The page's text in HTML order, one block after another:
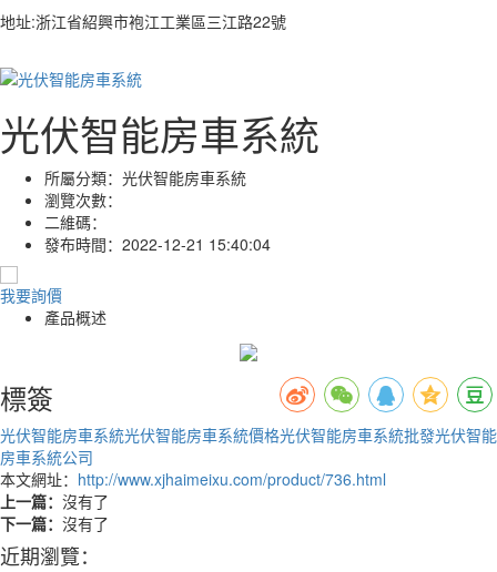
地址:浙江省紹興市袍江工業區三江路22號
光伏智能房車系統
所屬分類： 光伏智能房車系統
瀏覽次數：
二維碼：
發布時間： 2022-12-21 15:40:04
我要詢價
產品概述
標簽
光伏智能房車系統光伏智能房車系統價格光伏智能房車系統批發光伏智能
房車系統公司
本文網址： http://www.xjhaimeixu.com/product/736.html
上一篇： 沒有了
下一篇： 沒有了
近期瀏覽：